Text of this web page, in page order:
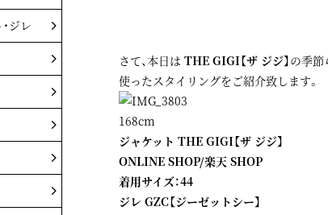
さて、本日は THE GIGI【ザ ジジ】の季節
使ったスタイリングをご紹介致します。
168cm
ジャケット THE GIGI【ザ ジジ】
ONLINE SHOP/楽天 SHOP
着用サイズ：44
ジレ GZC【ジーゼットシー】
ジレ